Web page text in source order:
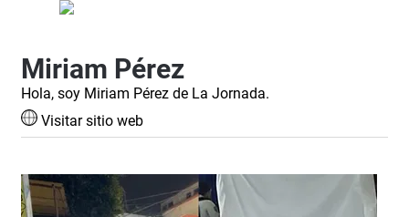
Miriam Pérez
Hola, soy Miriam Pérez de La Jornada.
Visitar sitio web